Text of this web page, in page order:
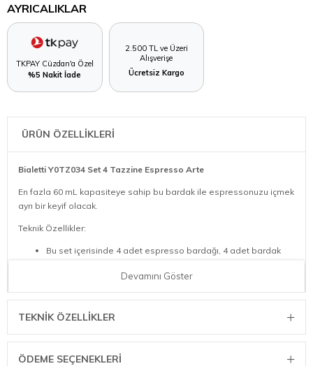
AYRICALIKLAR
TKPAY Cüzdan'a Özel
%5 Nakit İade
2.500 TL ve Üzeri
Alışverişe
Ücretsiz Kargo
ÜRÜN ÖZELLİKLERİ
Bialetti Y0TZ034 Set 4 Tazzine Espresso Arte
En fazla 60 mL kapasiteye sahip bu bardak ile espressonuzu içmek
ayrı bir keyif olacak.
Teknik Özellikler:
Bu set içerisinde 4 adet espresso bardağı, 4 adet bardak
Porselen malzemeden üretilmiştir.
Bardak ölçüsü 75x60x54 mm, bardak altlığı ise 120x120x15
Devamını Göster
TEKNIK ÖZELLIKLER
ÖDEME SEÇENEKLERI